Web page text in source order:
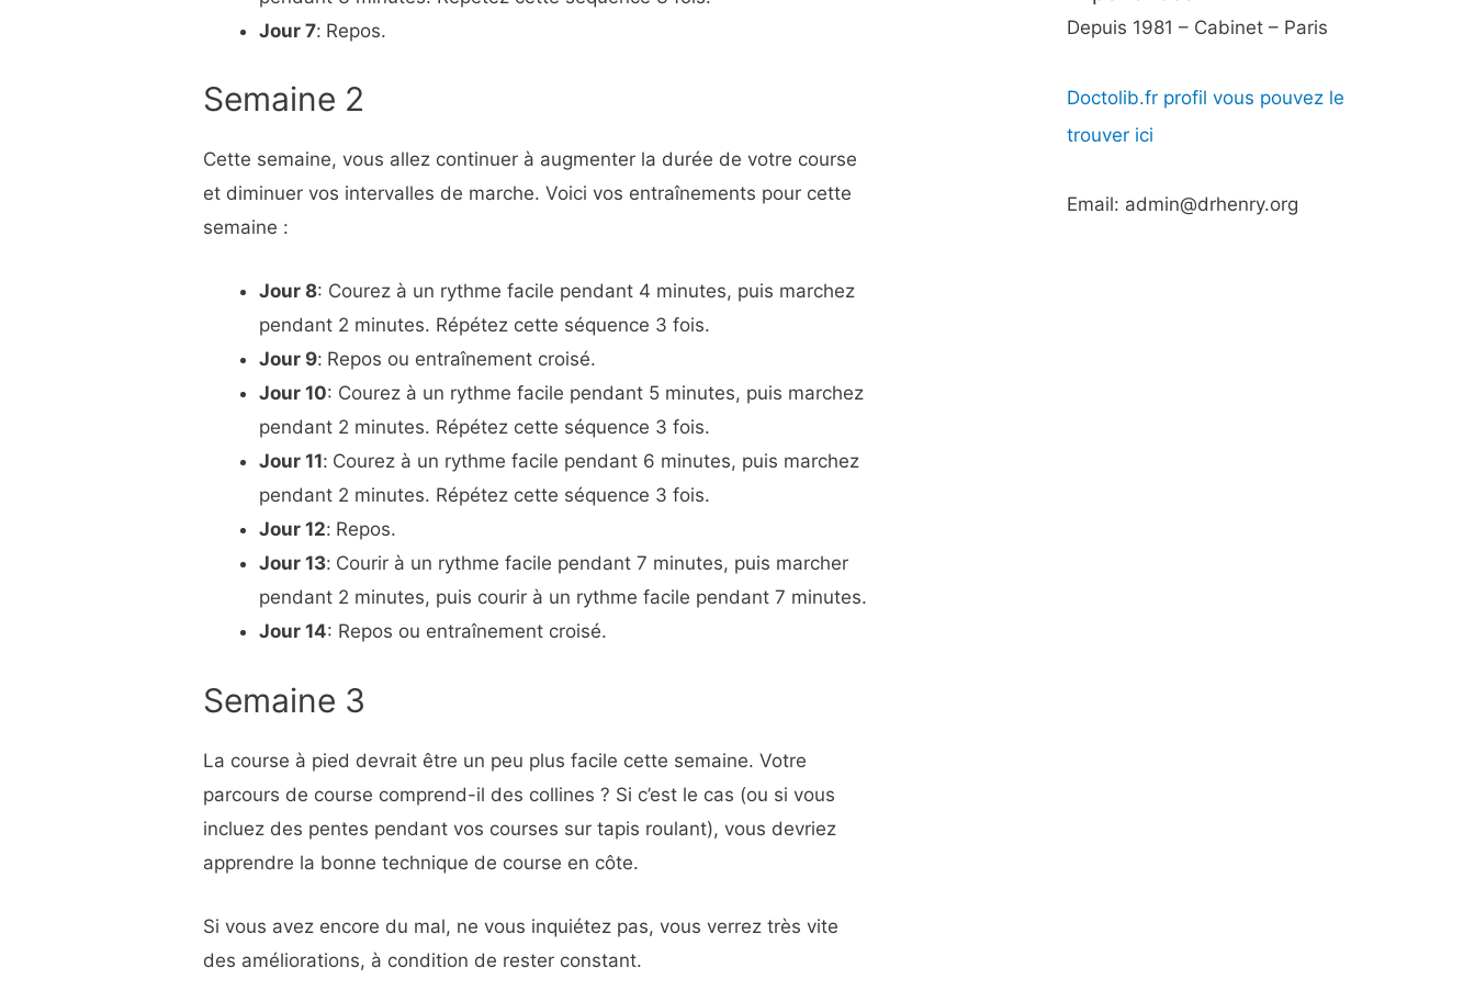
Jour 7: Repos.
Semaine 2
Cette semaine, vous allez continuer à augmenter la durée de votre course
et diminuer vos intervalles de marche. Voici vos entraînements pour cette
semaine :
Jour 8: Courez à un rythme facile pendant 4 minutes, puis marchez
pendant 2 minutes. Répétez cette séquence 3 fois.
Jour 9: Repos ou entraînement croisé.
Jour 10: Courez à un rythme facile pendant 5 minutes, puis marchez
pendant 2 minutes. Répétez cette séquence 3 fois.
Jour 11: Courez à un rythme facile pendant 6 minutes, puis marchez
pendant 2 minutes. Répétez cette séquence 3 fois.
Jour 12: Repos.
Jour 13: Courir à un rythme facile pendant 7 minutes, puis marcher
pendant 2 minutes, puis courir à un rythme facile pendant 7 minutes.
Jour 14: Repos ou entraînement croisé.
Semaine 3
La course à pied devrait être un peu plus facile cette semaine. Votre
parcours de course comprend-il des collines ? Si c’est le cas (ou si vous
incluez des pentes pendant vos courses sur tapis roulant), vous devriez
apprendre la bonne technique de course en côte.
Si vous avez encore du mal, ne vous inquiétez pas, vous verrez très vite
des améliorations, à condition de rester constant.
Depuis 1981 – Cabinet – Paris
Doctolib.fr profil vous pouvez le
trouver ici
Email: admin@drhenry.org